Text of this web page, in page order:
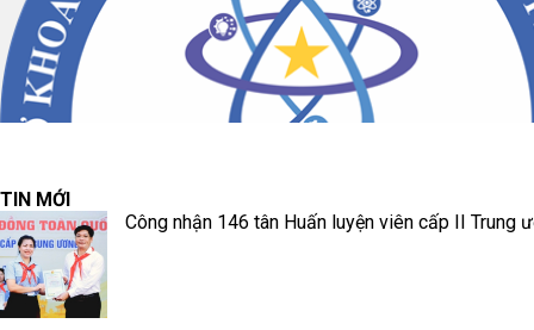
TIN MỚI
Công nhận 146 tân Huấn luyện viên cấp II Trung